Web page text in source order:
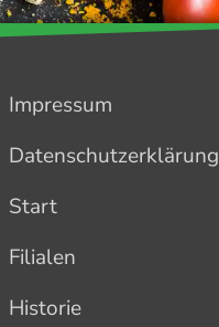
Impressum
Datenschutzerklärung
Start
Filialen
Historie